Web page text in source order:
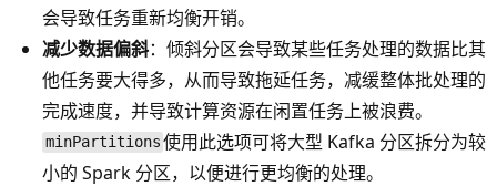
会导致任务重新均衡开销。
减少数据偏斜：倾斜分区会导致某些任务处理的数据比其
他任务要大得多，从而导致拖延任务，减缓整体批处理的
完成速度，并导致计算资源在闲置任务上被浪费。
minPartitions 使用此选项可将大型 Kafka 分区拆分为较
小的 Spark 分区，以便进行更均衡的处理。